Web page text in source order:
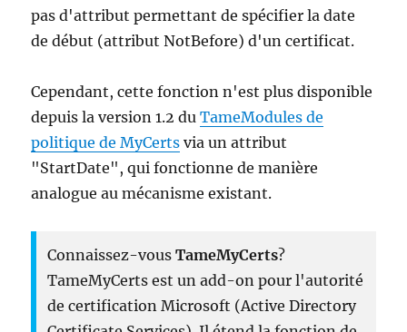
pas d'attribut permettant de spécifier la date
de début (attribut NotBefore) d'un certificat.
Cependant, cette fonction n'est plus disponible
depuis la version 1.2 duTameModules de
politique de MyCerts via un attribut
"StartDate", qui fonctionne de manière
analogue au mécanisme existant.
Connaissez-vousTameMyCerts?
TameMyCerts est un add-on pour l'autorité
de certification Microsoft (Active Directory